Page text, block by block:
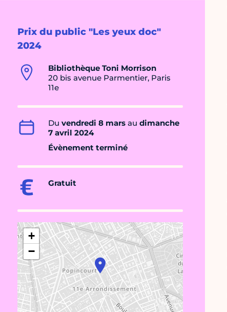
Prix du public "Les yeux doc"
2024
Bibliothèque Toni Morrison
20 bis avenue Parmentier, Paris
11e
Du vendredi 8 mars au dimanche
7 avril 2024
Évènement terminé
Gratuit
+
−